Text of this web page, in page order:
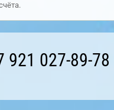
921 027-89-78